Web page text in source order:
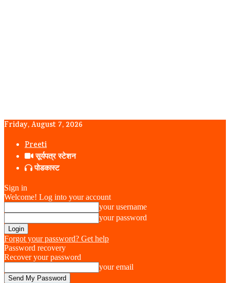
Friday, August 7, 2026
Preeti
सूर्यपत्र स्टेशन
पोडकास्ट
Sign in
Welcome! Log into your account
your username
your password
Forgot your password? Get help
Password recovery
Recover your password
your email